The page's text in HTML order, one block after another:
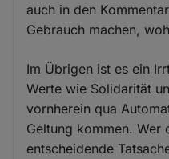
auch in den
Gebrauch machen,
Im Übrigen ist es ein
Werte wie Solidarität
vornherein qua
Geltung kommen. Wer
entscheidende